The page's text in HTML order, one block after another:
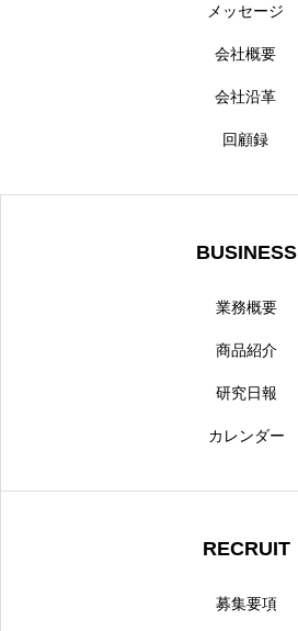
メッセージ
会社概要
会社沿革
回顧録
BUSINESS
業務概要
商品紹介
研究日報
カレンダー
RECRUIT
募集要項